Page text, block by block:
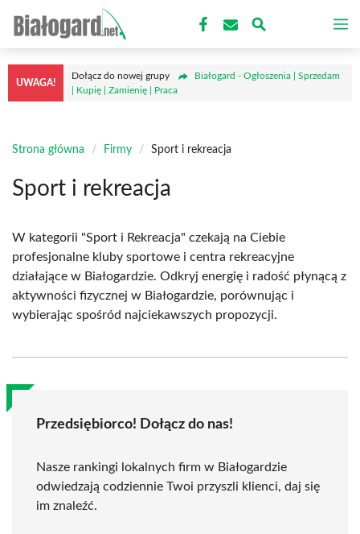
treści
UWAGA!
Dołącz do nowej grupy
Białogard - Ogłoszenia | Sprzedam
| Kupię | Zamienię | Praca
Strona główna / Firmy / Sport i rekreacja
Sport i rekreacja
W kategorii "Sport i Rekreacja" czekają na Ciebie
profesjonalne kluby sportowe i centra rekreacyjne
działające w Białogardzie. Odkryj energię i radość płynącą z
aktywności fizycznej w Białogardzie, porównując i
wybierając spośród najciekawszych propozycji.
Przedsiębiorco! Dołącz do nas!
Nasze rankingi lokalnych firm w Białogardzie
odwiedzają codziennie Twoi przyszli klienci, daj się
im znaleźć.